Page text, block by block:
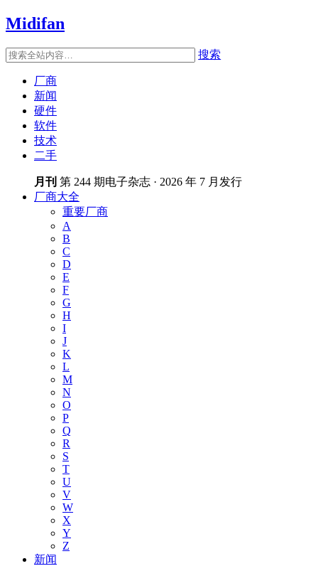
Midifan
搜索
厂商
新闻
硬件
软件
技术
二手
月刊 第 244 期电子杂志 · 2026 年 7 月发行
厂商大全
重要厂商
A
B
C
D
E
F
G
H
I
J
K
L
M
N
O
P
Q
R
S
T
U
V
W
X
Y
Z
新闻